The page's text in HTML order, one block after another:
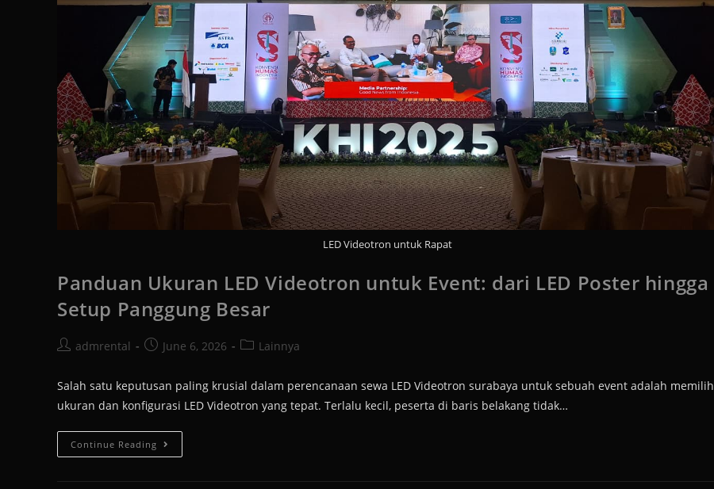
LED Videotron untuk Rapat
Panduan Ukuran LED Videotron untuk Event: dari LED Poster hingga
Setup Panggung Besar
admrental June 6, 2026 Lainnya
Salah satu keputusan paling krusial dalam perencanaan sewa LED Videotron surabaya untuk sebuah event adalah memilih
ukuran dan konfigurasi LED Videotron yang tepat. Terlalu kecil, peserta di baris belakang tidak…
Continue Reading